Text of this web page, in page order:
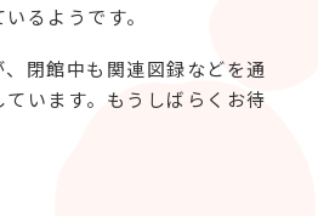
るようです。
閉館中も関連図録などを通
います。もうしばらくお待